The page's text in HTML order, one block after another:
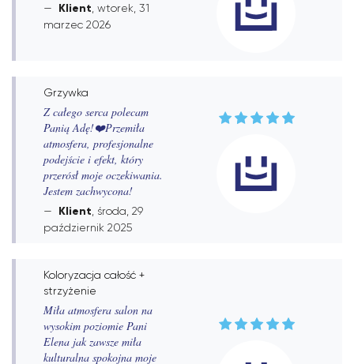
Klient , wtorek, 31
marzec 2026
Grzywka
Z całego serca polecam
Panią Adę!❤️Przemiła
atmosfera, profesjonalne
podejście i efekt, który
przerósł moje oczekiwania.
Jestem zachwycona!
Klient , środa, 29
październik 2025
Koloryzacja całość +
strzyżenie
Miła atmosfera salon na
wysokim poziomie Pani
Elena jak zawsze miła
kulturalna spokojna moje